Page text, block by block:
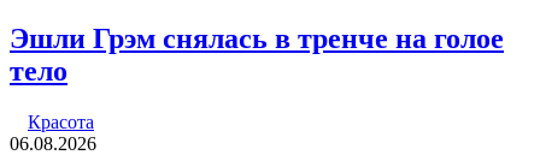
Эшли Грэм снялась в тренче на голое
тело
Красота
06.08.2026